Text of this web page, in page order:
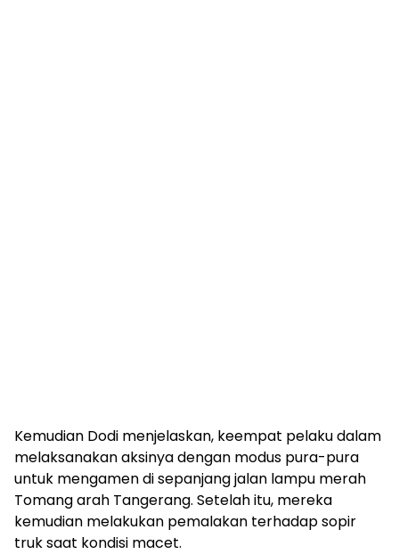
Kemudian Dodi menjelaskan, keempat pelaku dalam
melaksanakan aksinya dengan modus pura-pura
untuk mengamen di sepanjang jalan lampu merah
Tomang arah Tangerang. Setelah itu, mereka
kemudian melakukan pemalakan terhadap sopir
truk saat kondisi macet.